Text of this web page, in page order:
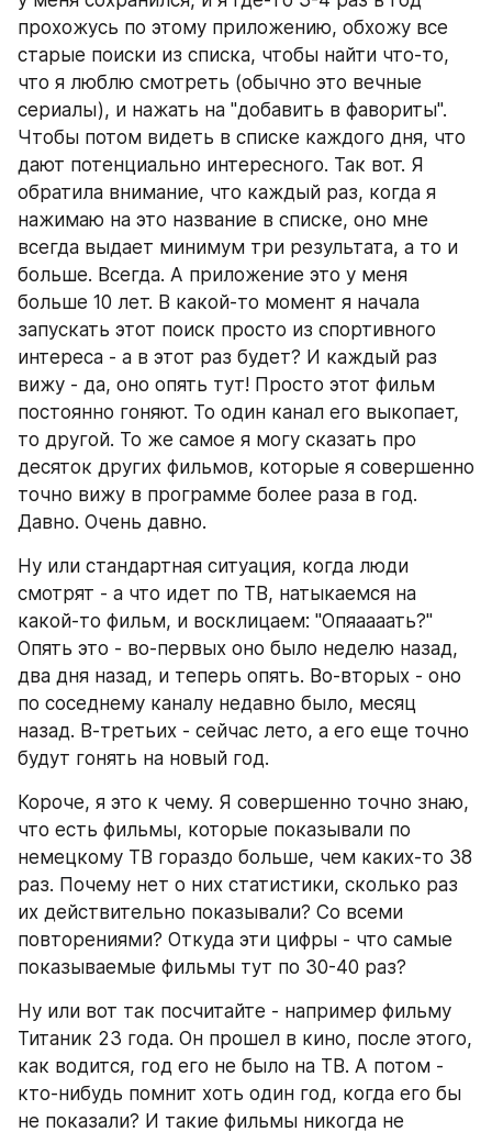
прохожусь по этому приложению, обхожу все
старые поиски из списка, чтобы найти что-то,
что я люблю смотреть (обычно это вечные
сериалы), и нажать на "добавить в фавориты".
Чтобы потом видеть в списке каждого дня, что
дают потенциально интересного. Так вот. Я
обратила внимание, что каждый раз, когда я
нажимаю на это название в списке, оно мне
всегда выдает минимум три результата, а то и
больше. Всегда. А приложение это у меня
больше 10 лет. В какой-то момент я начала
запускать этот поиск просто из спортивного
интереса - а в этот раз будет? И каждый раз
вижу - да, оно опять тут! Просто этот фильм
постоянно гоняют. То один канал его выкопает,
то другой. То же самое я могу сказать про
десяток других фильмов, которые я совершенно
точно вижу в программе более раза в год.
Давно. Очень давно.
Ну или стандартная ситуация, когда люди
смотрят - а что идет по ТВ, натыкаемся на
какой-то фильм, и восклицаем: "Опяаааать?"
Опять это - во-первых оно было неделю назад,
два дня назад, и теперь опять. Во-вторых - оно
по соседнему каналу недавно было, месяц
назад. В-третьих - сейчас лето, а его еще точно
будут гонять на новый год.
Короче, я это к чему. Я совершенно точно знаю,
что есть фильмы, которые показывали по
немецкому ТВ гораздо больше, чем каких-то 38
раз. Почему нет о них статистики, сколько раз
их действительно показывали? Со всеми
повторениями? Откуда эти цифры - что самые
показываемые фильмы тут по 30-40 раз?
Ну или вот так посчитайте - например фильму
Титаник 23 года. Он прошел в кино, после этого,
как водится, год его не было на ТВ. А потом -
кто-нибудь помнит хоть один год, когда его бы
не показали? И такие фильмы никогда не